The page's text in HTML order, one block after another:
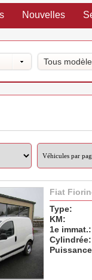
Nouvelles
Tous
Fiat
Type:
KM:
1e immat.:
Cylindrée: